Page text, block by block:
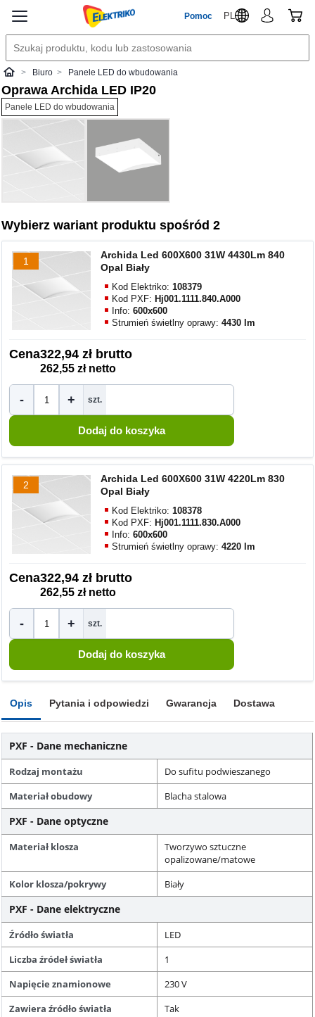
Pomoc PL
ElektrikoBiuro Panele LED do wbudowania
Oprawa Archida LED IP20
Panele LED do wbudowania
Wybierz wariant produktu spośród 2
1
Archida Led 600X600 31W 4430Lm 840
Opal Biały
Kod Elektriko:108379
Kod PXF: Hj001.1111.840.A000
Info:600x600
Strumień świetlny oprawy:4430 lm
Cena322,94 zł brutto
262,55 zł netto
- + szt.
2
Archida Led 600X600 31W 4220Lm 830
Opal Biały
Kod Elektriko:108378
Kod PXF: Hj001.1111.830.A000
Info:600x600
Strumień świetlny oprawy:4220 lm
Cena322,94 zł brutto
262,55 zł netto
- + szt.
Opis Pytania i odpowiedzi Gwarancja Dostawa
PXF - Dane mechaniczne
Rodzaj montażu
Do sufitu podwieszanego
Materiał obudowy
Blacha stalowa
PXF - Dane optyczne
Materiał klosza
Tworzywo sztuczne
opalizowane/matowe
Kolor klosza/pokrywy
Biały
PXF - Dane elektryczne
Źródło światła
LED
Liczba źródeł światła
1
Napięcie znamionowe
230 V
Zawiera źródło światła
Tak